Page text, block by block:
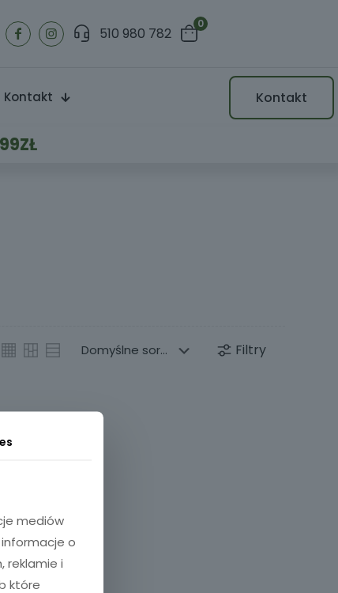
510 980 782
0
Kontakt Kontakt
Filtry
mediów
o
reklamie i
które